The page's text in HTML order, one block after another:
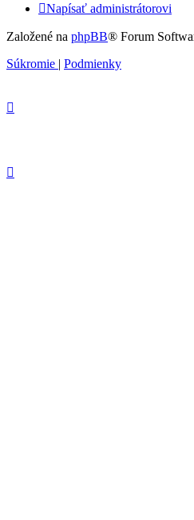
Napísať administrátorovi
Založené na phpBB® Forum
Súkromie | Podmienky